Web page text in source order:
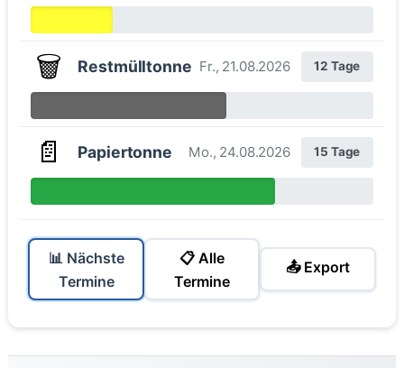
🗑️ Restmülltonne Fr., 21.08.2026 12 Tage
📄 Papiertonne Mo., 24.08.2026 15 Tage
📊 Nächste
Termine
📋 Alle
Termine
📤 Export